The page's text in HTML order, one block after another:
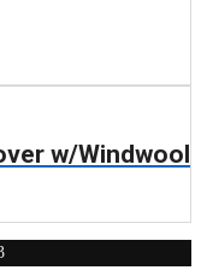
w/Windwool